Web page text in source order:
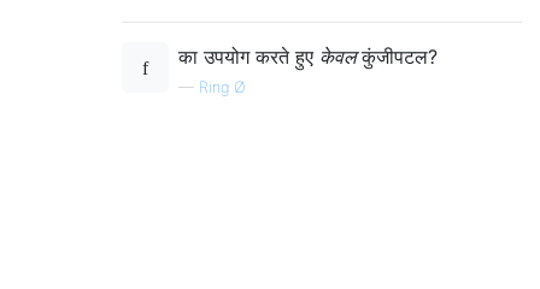
का उपयोग करते हुए केवलकुंजीपटल?
— Ring Ø